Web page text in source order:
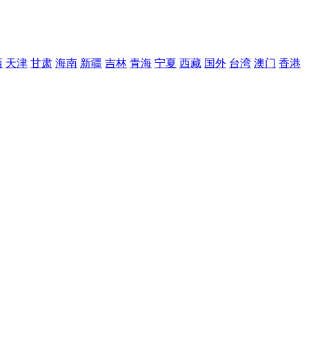
天津 甘肃 海南 新疆 吉林 青海 宁夏 西藏 国外 台湾 澳门 香港